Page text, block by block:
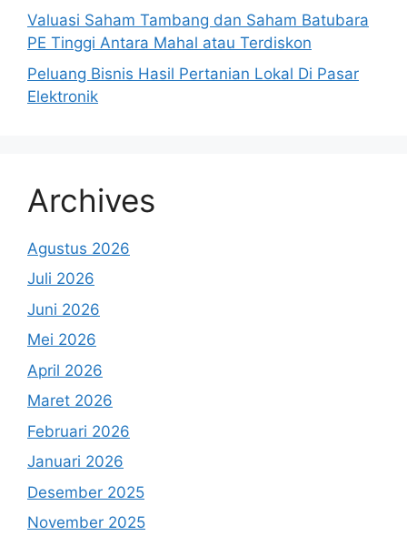
Valuasi Saham Tambang dan Saham Batubara
PE Tinggi Antara Mahal atau Terdiskon
Peluang Bisnis Hasil Pertanian Lokal Di Pasar
Elektronik
Archives
Agustus 2026
Juli 2026
Juni 2026
Mei 2026
April 2026
Maret 2026
Februari 2026
Januari 2026
Desember 2025
November 2025